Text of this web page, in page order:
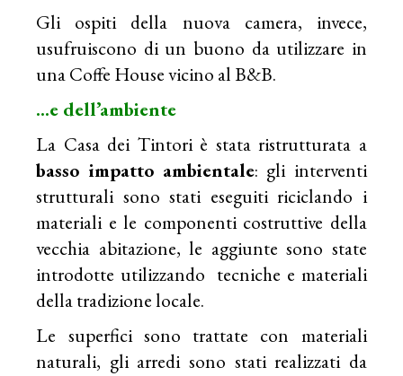
Gli ospiti della nuova camera, invece,
usufruiscono di un buono da utilizzare in
una Coffe House vicino al B&B.
…e dell’ambiente
La Casa dei Tintori è stata ristrutturata a
basso impatto ambientale: gli interventi
strutturali sono stati eseguiti riciclando i
materiali e le componenti costruttive della
vecchia abitazione, le aggiunte sono state
introdotte utilizzando tecniche e materiali
della tradizione locale.
Le superfici sono trattate con materiali
naturali, gli arredi sono stati realizzati da